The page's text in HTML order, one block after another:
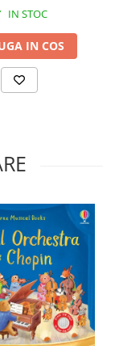
IN STOC
IN COS